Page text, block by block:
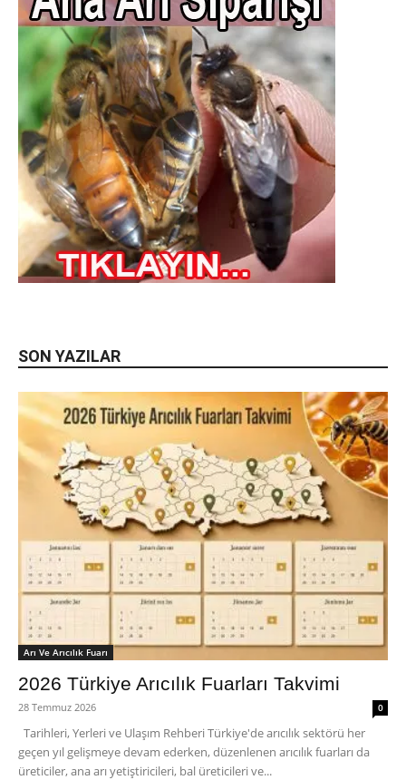
SON YAZILAR
Arı Ve Arıcılık Fuarı
2026 Türkiye Arıcılık Fuarları Takvimi
28 Temmuz 2026 0
Tarihleri, Yerleri ve Ulaşım Rehberi Türkiye'de arıcılık sektörü her
geçen yıl gelişmeye devam ederken, düzenlenen arıcılık fuarları da
üreticiler, ana arı yetiştiricileri, bal üreticileri ve...